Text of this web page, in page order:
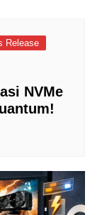
Release
NVMe